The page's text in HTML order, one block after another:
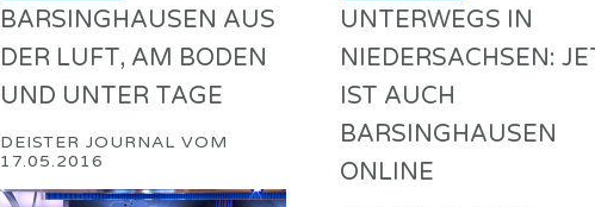
BARSINGHAUSEN AUS
DER LUFT, AM BODEN
UND UNTER TAGE
DEISTER JOURNAL VOM
17.05.2016
UNTERWEGS IN
NIEDERSACHSEN:
IST AUCH
BARSINGHAUSEN
ONLINE